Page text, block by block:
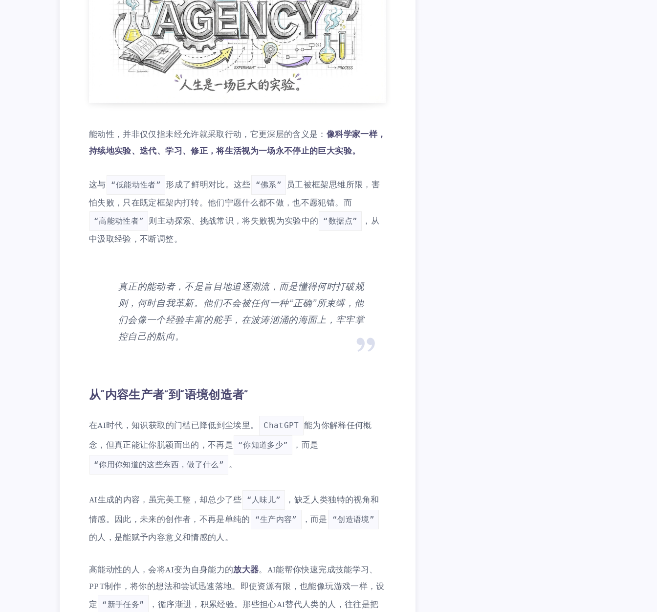
能动性，并非仅仅指未经允许就采取行动，它更深层的含义是： 像科学家一样，
持续地实验、迭代、学习、修正，将生活视为一场永不停止的巨大实验。
这与 “低能动性者” 形成了鲜明对比。这些 “佛系”
员工被框架思维所限，害
怕失败，只在既定框架内打转。他们宁愿什么都不做，也不愿犯错。而
“高能动性者” 则主动探索、挑战常识，将失败视为实验中的 “数据点”
，从
中汲取经验，不断调整。
真正的能动者，不是盲目地追逐潮流，而是懂得何时打破规
则，何时自我革新。他们不会被任何一种“正确”所束缚，他
们会像一个经验丰富的舵手，在波涛汹涌的海面上，牢牢掌
控自己的航向。
从“内容生产者”到“语境创造者”
在AI时代，知识获取的门槛已降低到尘埃里。 ChatGPT 能为你解释任何概
念，但真正能让你脱颖而出的，不再是
“你知道多少” ，而是
“你用你知道的这些东西，做了什么” 。
AI生成的内容，虽完美工整，却总少了些 “人味儿”
，缺乏人类独特的视角和
情感。因此，未来的创作者，不再是单纯的
“生产内容” ，而是 “创造语境”
的人，是能赋予内容意义和情感的人。
高能动性的人，会将AI变为自身能力的放大器。AI能帮你快速完成技能学习、
PPT制作，将你的想法和尝试迅速落地。即使资源有限，也能像玩游戏一样，设
定
“新手任务” ，循序渐进，积累经验。那些担心AI替代人类的人，往往是把